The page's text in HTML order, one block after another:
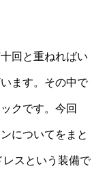
回と重ねればい
ます。その中で
クです。今回
についてをまと
スという装備で